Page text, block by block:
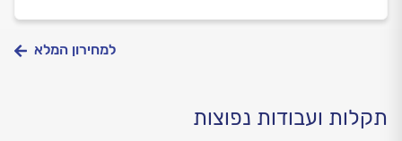
למחירון המלא
תקלות ועבודות נפוצות